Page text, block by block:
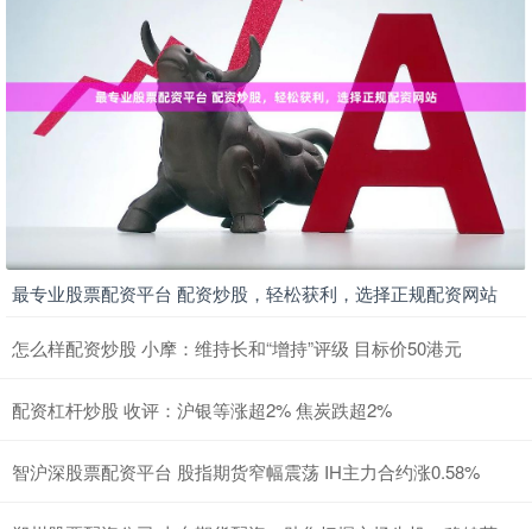
最专业股票配资平台 配资炒股，轻松获利，选择正规配资网站
怎么样配资炒股 小摩：维持长和“增持”评级 目标价50港元
配资杠杆炒股 收评：沪银等涨超2% 焦炭跌超2%
智沪深股票配资平台 股指期货窄幅震荡 IH主力合约涨0.58%